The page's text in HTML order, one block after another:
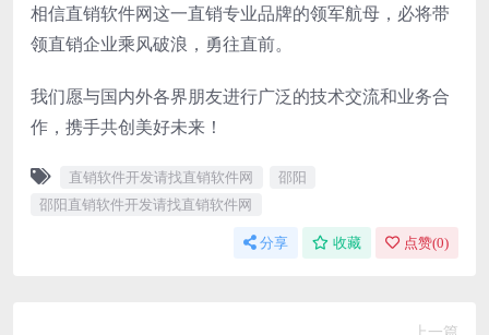
相信直销软件网这一直销专业品牌的领军航母，必将带
领直销企业乘风破浪，勇往直前。
我们愿与国内外各界朋友进行广泛的技术交流和业务合
作，携手共创美好未来！
直销软件开发请找直销软件网
邵阳
邵阳直销软件开发请找直销软件网
分享 收藏 点赞(0)